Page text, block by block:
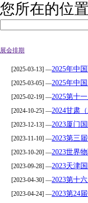
您所在的位
展会排期
[2025-03-13] —2025年中
[2025-03-05] —2025年中
[2025-02-19] —2025第十
[2024-10-25] —2024甘肃
[2023-12-13] —2023厦门
[2023-11-10] —2023第三
[2023-10-20] —2023世界
[2023-09-28] —2023天津
[2023-04-30] —2023第十
[2023-04-24] —2023第24